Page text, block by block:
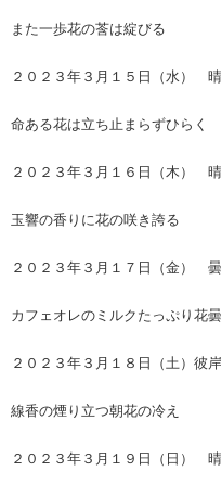
また一歩花の莟は綻びる
２０２３年３月１５日（水）
命ある花は立ち止まらずひらく
２０２３年３月１６日（木）
玉響の香りに花の咲き誇る
２０２３年３月１７日（金）
カフェオレのミルクたっぷり花
２０２３年３月１８日（土）彼
線香の煙り立つ朝花の冷え
２０２３年３月１９日（日）